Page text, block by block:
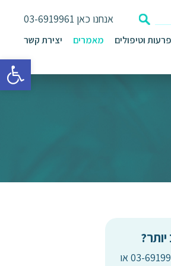
פתח
אנחנו כאן 03-6919961
וטיפולים מאמרים יצירת קשר
אפשר לדבר איתנו 03-6919961 או